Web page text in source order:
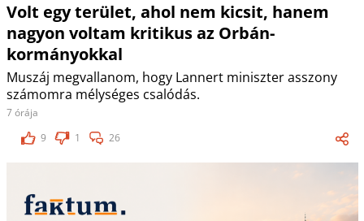
Volt egy terület, ahol nem kicsit, hanem
nagyon voltam kritikus az Orbán-
kormányokkal
Muszáj megvallanom, hogy Lannert miniszter asszony
számomra mélységes csalódás.
7 órája
9
1 26